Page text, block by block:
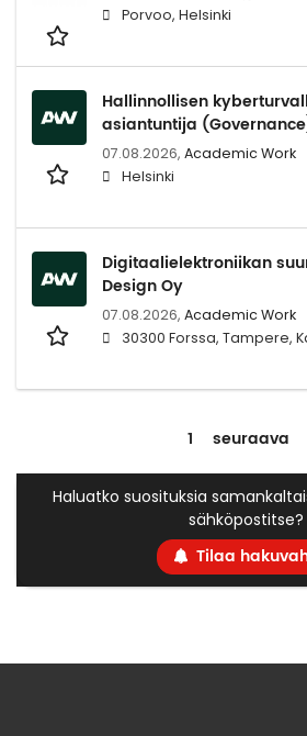
Porvoo, Helsinki
Hallinnollisen
asiantuntija
07.08.2026, Academic Work
Helsinki
Digitaalielektroniikan
Design Oy
07.08.2026, Academic Work
30300 Forssa, Tampere,
1 seuraava
Haluatko suosituksia
sähköpostitse?
Tilaa